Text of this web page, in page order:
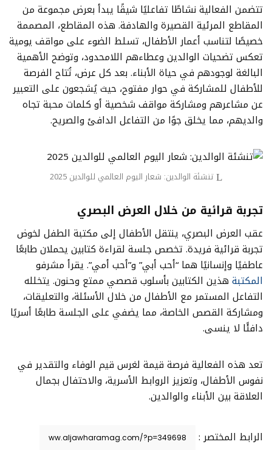
تتضمن الفعالية نشاطًا تفاعليًا شيقًا يبدأ بعرض مجموعة من
المقاطع المرئية القصيرة والهادفة. هذه المقاطع، المصممة
خصيصًا لتناسب أعمار الأطفال، تسلط الضوء على مواقف يومية
تعكس تضحيات الوالدين وعطاءهم اللامحدود، وتوضح الأهمية
البالغة لوجودهم في حياة الأبناء. بعد كل عرض، تُتاح الفرصة
للأطفال للمشاركة في حوار مفتوح، حيث يُشجعون على التعبير
عن مشاعرهم ومشاركة مواقف شخصية أو كلمات محبة تجاه
والديهم، مما يخلق جوًا من التفاعل الدافئ والصريح.
تنشئة الوالدين: شعار اليوم العالمي للوالدين 2025
تجربة قرائية من خلال العرض البصري
عقب العرض البصري، ينتقل الأطفال إلى مكتبة الطفل لخوض
تجربة قرائية فريدة. تخصص جلسة لقراءة كتابين يحملان طابعًا
عاطفيًا وإنسانيًا هما “أحب أبي” و”أحب أمي”. يقرأ مشرفو
المكتبة هذين الكتابين بأسلوب قصصي ممتع وحنون. يتخلله
التفاعل المستمر مع الأطفال من خلال الأسئلة، والتعليقات،
ومشاركة القصص الخاصة، مما يضفي على الجلسة طابعًا أسريًا
دافئًا لا ينسى.
تعد هذه الفعالية فرصة قيمة لغرس قيم الوفاء والتقدير في
نفوس الأطفال، وتعزيز الروابط الأسرية، والاحتفال بجمال
العلاقة بين الأبناء والوالدين.
الرابط المختصر :